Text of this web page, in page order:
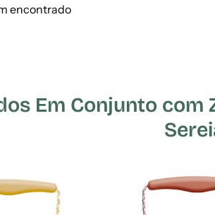
encontrado
Em Conjunto com